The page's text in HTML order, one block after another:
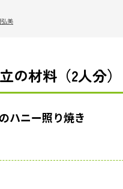
美
の材料（2人分）
ハニー照り焼き